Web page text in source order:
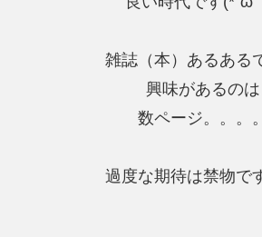
雑誌（本）あるある
興味があるのは
数ページ。。。。
過度な期待は禁物で